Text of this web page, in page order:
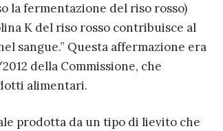
la fermentazione del riso rosso)
K del riso rosso contribuisce al
sangue.” Questa affermazione era
della Commissione, che
alimentari.
prodotta da un tipo di lievito che